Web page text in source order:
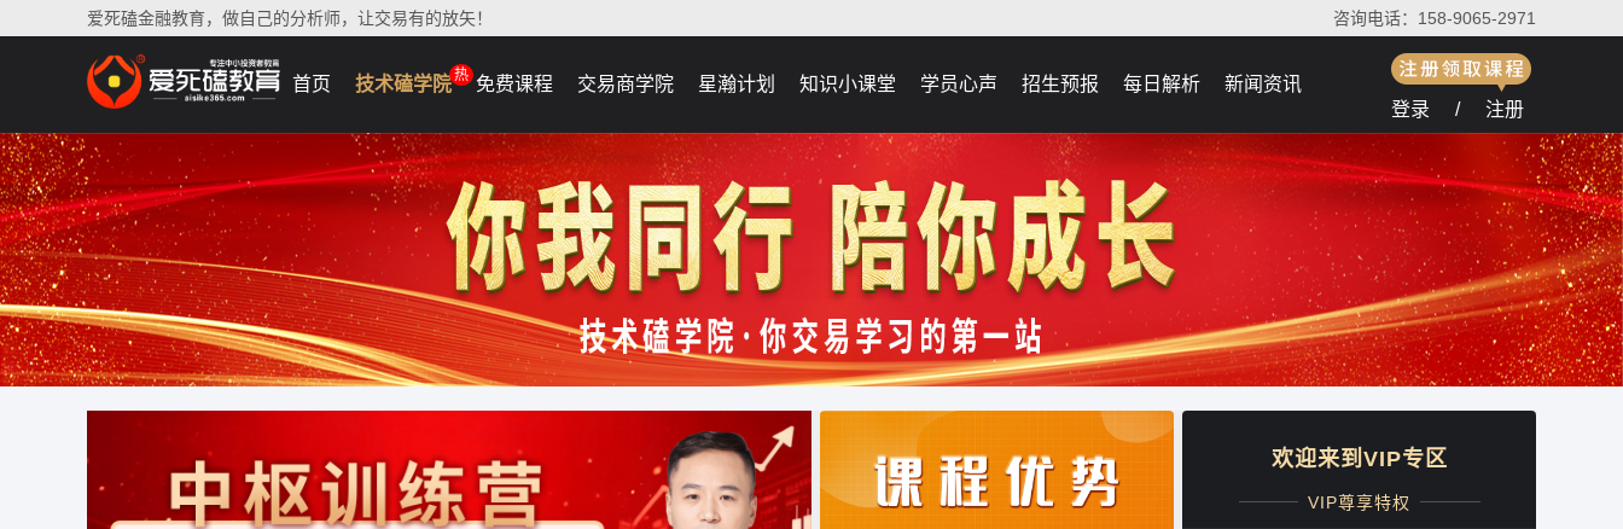
爱死磕金融教育，做自己的分析师，让交易有的放矢！ 咨询电话：158-9065-2971
首页 技术磕学院热 免费课程 交易商学院 星瀚计划 知识小课堂 学员心声 招生预报 每日解析
新闻资讯
登录
/ 注册
欢迎来到VIP专区
VIP尊享特权